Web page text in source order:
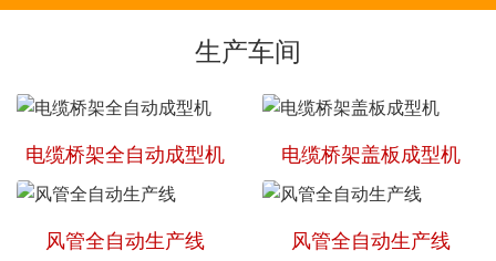
生产车间
电缆桥架全自动成型机 电缆桥架盖板成型机
风管全自动生产线 风管全自动生产线